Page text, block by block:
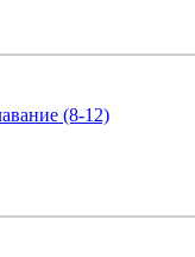
(8-12)